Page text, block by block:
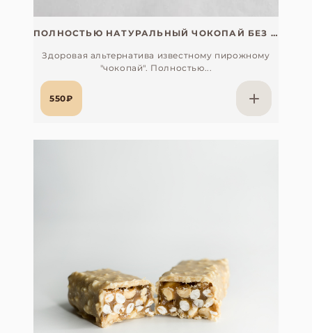
ПОЛНОСТЬЮ НАТУРАЛЬНЫЙ ЧОКОПАЙ БЕЗ САХАРА
Здоровая альтернатива известному пирожному
"чокопай". Полностью...
550₽